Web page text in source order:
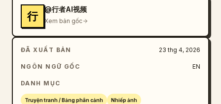
sau","composition":"cảnh trung-toàn, người
phụ nữ đứng bên trái, hơi cúi người về phía
trước một cách quyết liệt hướng về phía người
đàn ông đang ngồi bên phải","characters":
[{"role":"woman","wardrobe":"áo blazer đen
khoác ngoài áo sơ mi trắng, trang phục công
đẩy mạnh tập tài liệu xuống bàn trong cơn
giận dữ"},{"role":"man","wardrobe":"bộ vest
行
@行者AI视频
Xem bản gốc
ĐÃ XUẤT BẢN 23 thg 4, 2026
NGÔN NGỮ GỐC EN
DANH MỤC
Truyện tranh / Bảng phân cảnh Nhiếp ảnh